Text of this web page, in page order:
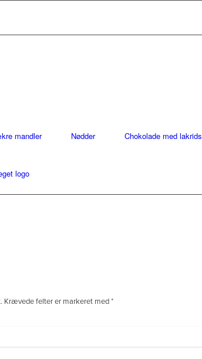
mandler Nødder Chokolade med lakrids
logo
Krævede felter er markeret med*